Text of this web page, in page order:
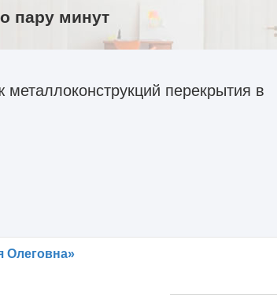
пару минут
перекрытия в
Олеговна»